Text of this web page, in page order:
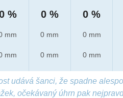
%
mm
mm
0 %
0 mm
0 mm
0 %
0 mm
0 mm
udává šanci, že spadne
očekávaný úhrn pak